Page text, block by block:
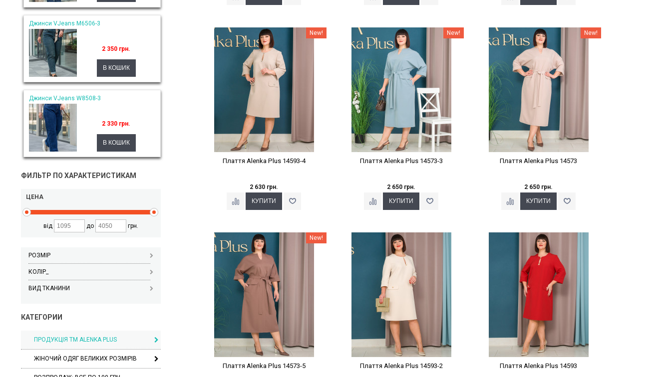
Джинси VJeans M6506-3
2 350 грн.
Джинси VJeans W8508-3
2 330 грн.
ФИЛЬТР ПО ХАРАКТЕРИСТИКАМ
ЦЕНА
від до грн.
РОЗМІР
КОЛІР_
ВИД ТКАНИНИ
КАТЕГОРИИ
ПРОДУКЦІЯ ТМ ALENKA PLUS
ЖІНОЧИЙ ОДЯГ ВЕЛИКИХ РОЗМІРІВ
Наклейки Варіант з % New!
Плаття Alenka Plus 14593-4
2 630 грн.
Наклейки Варіант з % New!
Плаття Alenka Plus 14573-3
2 650 грн.
Наклейки Варіант з % New!
Плаття Alenka Plus 14573
2 650 грн.
Наклейки Варіант з % New!
Плаття Alenka Plus 14573-5
Наклейки Варіант з %
Плаття Alenka Plus 14593-2
Наклейки Варіант з %
Плаття Alenka Plus 14593